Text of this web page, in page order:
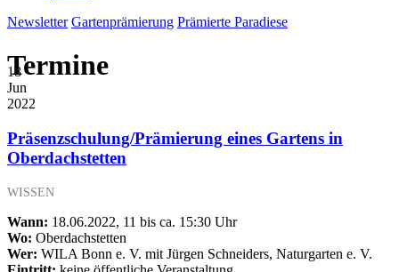
Newsletter Gartenprämierung Prämierte Paradiese
Termine
18
Jun
2022
Präsenzschulung/Prämierung eines Gartens in
Oberdachstetten
WISSEN
Wann: 18.06.2022, 11 bis ca. 15:30 Uhr
Wo: Oberdachstetten
Wer: WILA Bonn e. V. mit Jürgen Schneiders, Naturgarten e. V.